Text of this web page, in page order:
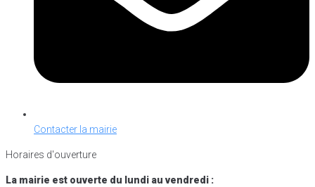
Contacter la mairie
Horaires d'ouverture
La mairie est ouverte du lundi au vendredi :